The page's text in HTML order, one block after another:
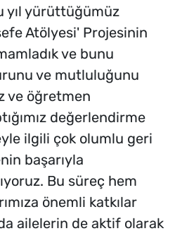
yıl yürüttüğümüz
Atölyesi' Projesinin
ve bunu
ve mutluluğunu
ve öğretmen
değerlendirme
ilgili çok olumlu geri
başarıyla
Bu süreç hem
önemli katkılar
ailelerin de aktif olarak